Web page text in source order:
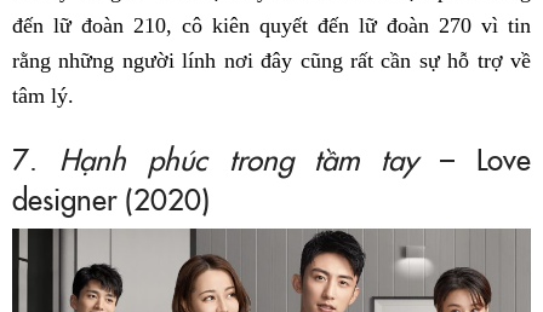
đến lữ đoàn 210, cô kiên quyết đến lữ đoàn 270 vì tin
rằng những người lính nơi đây cũng rất cần sự hỗ trợ về
tâm lý.
7. Hạnh phúc trong tầm tay– Love
designer (2020)